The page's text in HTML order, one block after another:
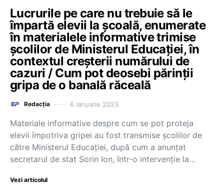
Lucrurile pe care nu trebuie să le
împartă elevii la școală, enumerate
în materialele informative trimise
școlilor de Ministerul Educației, în
contextul creșterii numărului de
cazuri / Cum pot deosebi părinții
gripa de o banală răceală
Redacția 6 ianuarie 2023
Materiale informative despre cum se pot proteja
elevii împotriva gripei au fost transmise școlilor de
către Ministerul Educației, după cum a anunțat
secretarul de stat Sorin Ion, într-o intervenție la…
Vezi articolul